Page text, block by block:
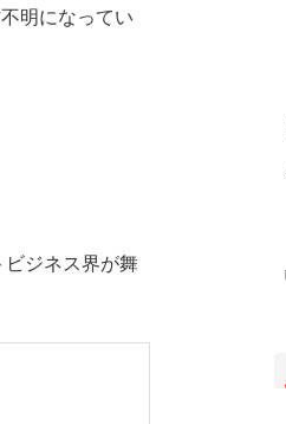
明になってい
ジネス界が舞